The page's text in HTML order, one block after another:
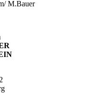
M.Bauer